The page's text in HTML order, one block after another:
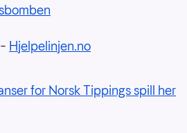
– Hjelpelinjen.no
for Norsk Tippings spill her